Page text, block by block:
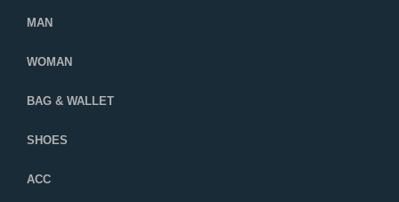
MAN
WOMAN
BAG & WALLET
SHOES
ACC